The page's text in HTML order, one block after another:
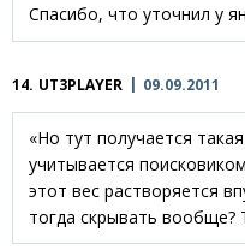
Спасибо, что уточнил у
14. UT3PLAYER 09.09.2011
«Но тут получается
учитывается
этот вес растворяется
тогда скрывать вообще?